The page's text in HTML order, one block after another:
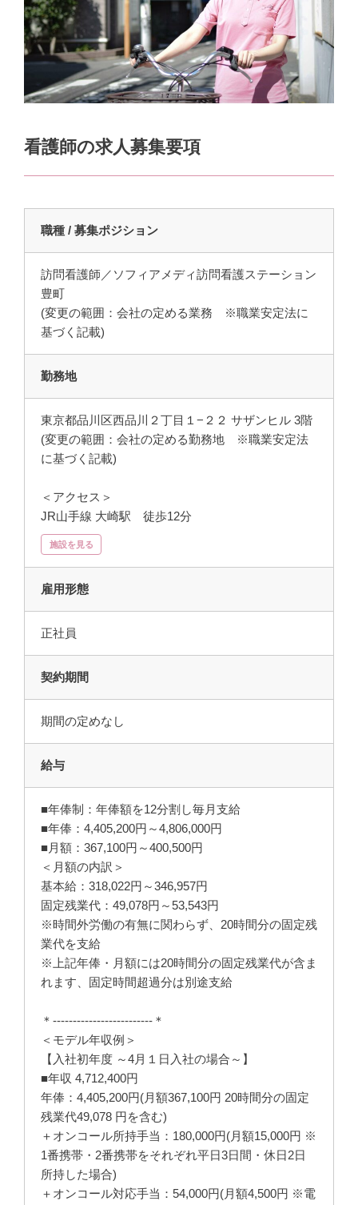
看護師の求人募集要項
職種 / 募集ポジション
訪問看護師／ソフィアメディ訪問看護ステーション
豊町
(変更の範囲：会社の定める業務 ※職業安定法に
基づく記載)
勤務地
東京都品川区西品川２丁目１−２２ サザンヒル 3階
(変更の範囲：会社の定める勤務地 ※職業安定法
に基づく記載)
＜アクセス＞
JR山手線 大崎駅 徒歩12分
施設を見る
雇用形態
正社員
契約期間
期間の定めなし
給与
■年俸制：年俸額を12分割し毎月支給
■年俸：4,405,200円～4,806,000円
■月額：367,100円～400,500円
＜月額の内訳＞
基本給：318,022円～346,957円
固定残業代：49,078円～53,543円
※時間外労働の有無に関わらず、20時間分の固定残
業代を支給
※上記年俸・月額には20時間分の固定残業代が含ま
れます、固定時間超過分は別途支給
＊-------------------------＊
＜モデル年収例＞
【入社初年度 ～4月１日入社の場合～】
■年収 4,712,400円
年俸：4,405,200円(月額367,100円 20時間分の固定
残業代49,078 円を含む)
＋オンコール所持手当：180,000円(月額15,000円 ※
1番携帯・2番携帯をそれぞれ平日3日間・休日2日
所持した場合)
＋オンコール対応手当：54,000円(月額4,500円 ※電